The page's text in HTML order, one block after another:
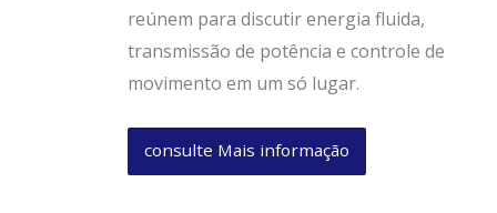
reúnem para discutir energia fluida,
transmissão de potência e controle de
movimento em um só lugar.
consulte Mais informação